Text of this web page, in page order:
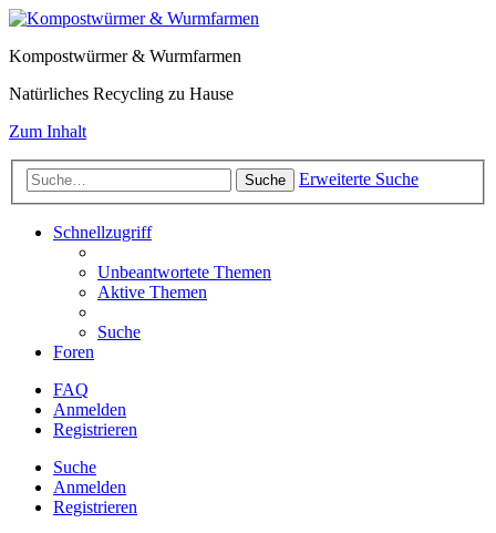
Kompostwürmer & Wurmfarmen
Natürliches Recycling zu Hause
Zum Inhalt
Suche Erweiterte Suche
Schnellzugriff
Unbeantwortete Themen
Aktive Themen
Suche
Foren
FAQ
Anmelden
Registrieren
Suche
Anmelden
Registrieren